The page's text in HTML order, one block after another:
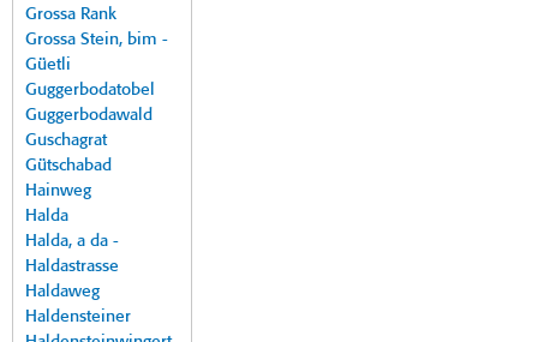
Grossa Rank
Grossa Stein, bim -
Güetli
Guggerbodatobel
Guggerbodawald
Guschagrat
Gütschabad
Hainweg
Halda
Halda, a da -
Haldastrasse
Haldaweg
Haldensteiner